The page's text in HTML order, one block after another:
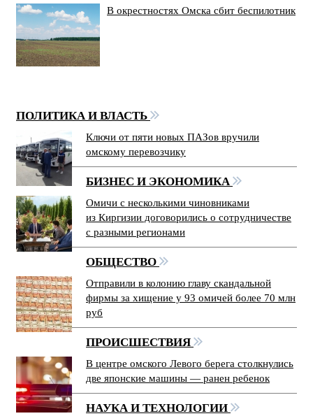
В окрестностях Омска сбит беспилотник
ПОЛИТИКА И ВЛАСТЬ
Ключи от пяти новых ПАЗов вручили
омскому перевозчику
БИЗНЕС И ЭКОНОМИКА
Омичи с несколькими чиновниками
из Киргизии договорились о сотрудничестве
с разными регионами
ОБЩЕСТВО
Отправили в колонию главу скандальной
фирмы за хищение у 93 омичей более 70 млн
руб
ПРОИСШЕСТВИЯ
В центре омского Левого берега столкнулись
две японские машины — ранен ребенок
НАУКА И ТЕХНОЛОГИИ